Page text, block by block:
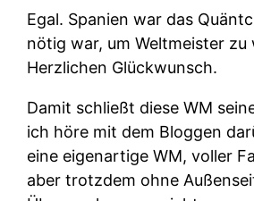
Egal. Spanien war das
nötig war, um Weltmeister zu
Herzlichen Glückwunsch.
Damit schließt diese WM
ich höre mit dem Bloggen
eine eigenartige WM, voller
aber trotzdem ohne